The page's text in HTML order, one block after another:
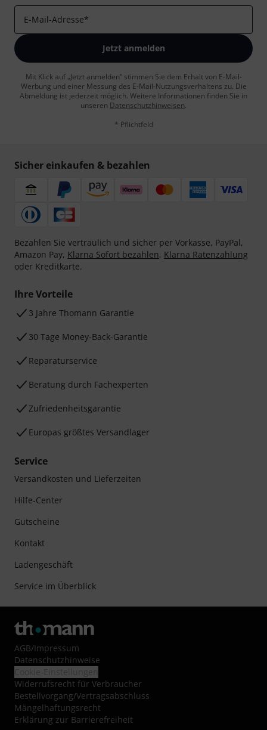
E-Mail-Adresse*
Jetzt anmelden
Mit Klick auf „Jetzt anmelden“ stimmen Sie dem Erhalt von E-Mail-
Werbung und einer Messung des E-Mail-Nutzungsverhaltens zu. Die
Abmeldung ist jederzeit möglich. Weitere Informationen finden Sie in
unseren Datenschutzhinweisen.
* Pflichtfeld
Sicher einkaufen & bezahlen
Bezahlen Sie vertraulich und sicher per Vorkasse, PayPal,
Amazon Pay, Klarna Sofort bezahlen, Klarna Ratenzahlung
oder Kreditkarte.
Ihre Vorteile
3 Jahre Thomann Garantie
30 Tage Money-Back-Garantie
Reparaturservice
Beratung durch Fachexperten
Zufriedenheitsgarantie
Europas größtes Versandlager
Service
Versandkosten und Lieferzeiten
Hilfe-Center
Gutscheine
Kontakt
Ladengeschäft
Service im Überblick
AGB/Impressum
Datenschutzhinweise
Widerrufsrecht für Verbraucher
Bestellvorgang/Vertragsabschluss
Mängelhaftungsrecht
Erklärung zur Barrierefreiheit